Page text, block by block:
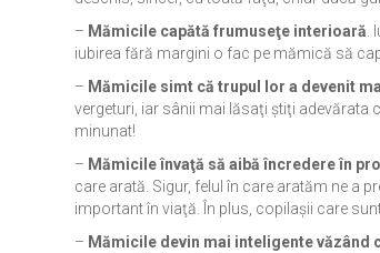
– Mămicile capătă frumuseţe interioară
iubirea fără margini o fac pe mămică să
– Mămicile simt că trupul lor a devenit
vergeturi, iar sânii mai lăsaţi ştiţi adevărata
minunat!
– Mămicile învaţă să aibă încredere în
care arată. Sigur, felul în care aratăm ne a
important în viaţă. În plus, copilaşii care
– Mămicile devin mai inteligente văzând